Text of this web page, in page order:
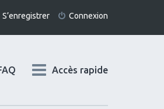
Connexion
S’enregistrer
Accès rapide